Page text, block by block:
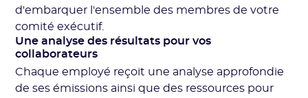
d'embarquer l'ensemble des membres de votre
comité exécutif.
Une analyse des résultats pour vos
collaborateurs
Chaque employé reçoit une analyse approfondie
de ses émissions ainsi que des ressources pour